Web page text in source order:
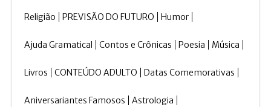
Religião PREVISÃO DO FUTURO Humor
Ajuda Gramatical Contos e Crônicas Poesia Música
Livros CONTEÚDO ADULTO Datas Comemorativas
Aniversariantes Famosos Astrologia